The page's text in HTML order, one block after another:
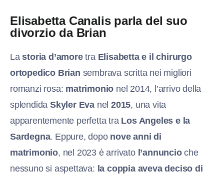
Elisabetta Canalis parla del suo
divorzio da Brian
Lastoria d’amoretra Elisabetta e il chirurgo
ortopedico Brian sembrava scritta nei migliori
romanzi rosa: matrimonio nel 2014, l’arrivo della
splendidaSkyler Eva nel2015, una vita
apparentemente perfetta tra Los Angeles e la
Sardegna. Eppure, dopo nove anni di
matrimonio, nel 2023 è arrivato l’annuncioche
nessuno si aspettava: la coppia aveva deciso di